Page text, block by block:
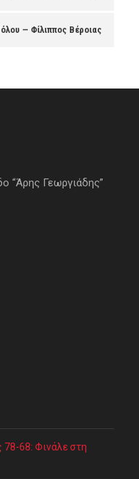
— Φίλιππος Βέροιας
“Άρης Γεωργιάδης”
68: Φινάλε στη